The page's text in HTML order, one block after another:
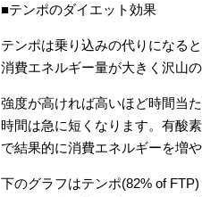
■テンポのダイエット効果
テンポは乗り込みの代りになる
消費エネルギー量が大きく沢山
強度が高ければ高いほど時間当
時間は急に短くなります。有酸
で結果的に消費エネルギーを増
下のグラフはテンポ(82% of